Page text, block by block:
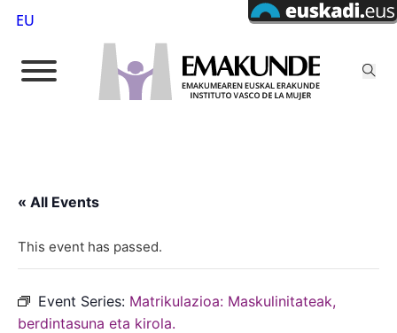
EU
« All Events
This event has passed.
Event Series: Matrikulazioa: Maskulinitateak,
berdintasuna eta kirola.